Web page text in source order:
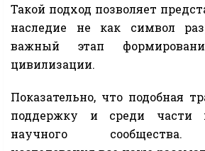
Такой подход позволяет
наследие не как символ
важный этап
цивилизации.
Показательно, что подобная
поддержку и среди части
научного сообщества.